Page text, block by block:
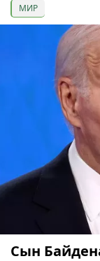
МИР
Сын